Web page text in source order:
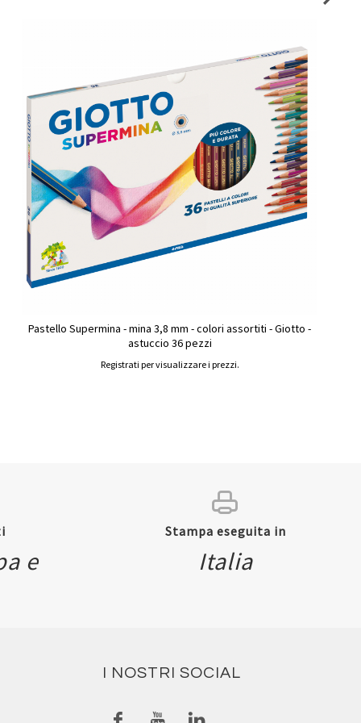
Pastello Supermina - mina 3,8 mm - colori assortiti - Giotto -
astuccio 36 pezzi
Registrati per visualizzare i prezzi.
e
Stampa eseguita in
Italia
I NOSTRI SOCIAL